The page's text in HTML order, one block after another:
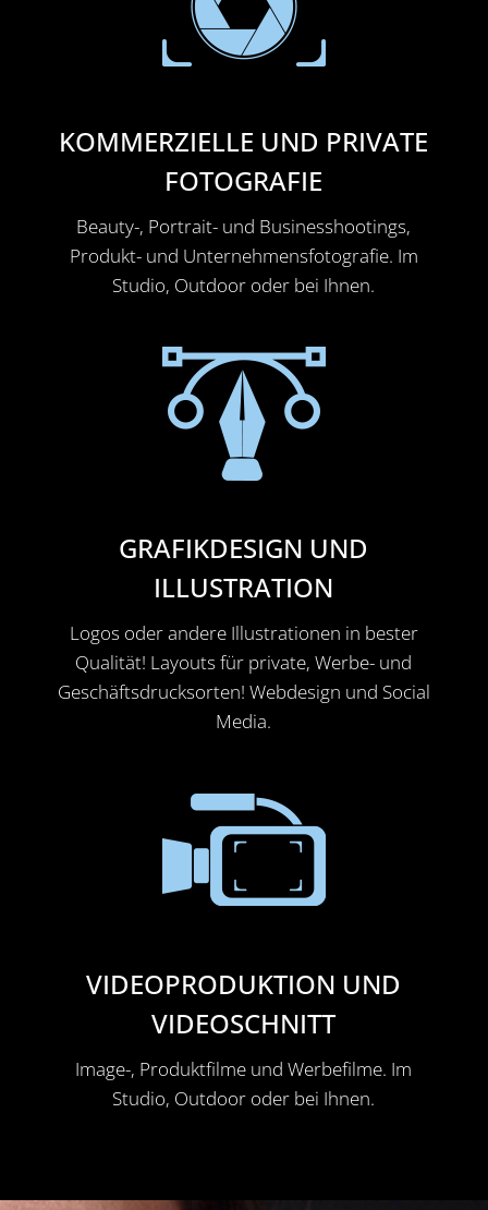
KOMMERZIELLE UND PRIVATE
FOTOGRAFIE
Beauty-, Portrait- und Businesshootings,
Produkt- und Unternehmensfotografie. Im
Studio, Outdoor oder bei Ihnen.
GRAFIKDESIGN UND
ILLUSTRATION
Logos oder andere Illustrationen in bester
Qualität! Layouts für private, Werbe- und
Geschäftsdrucksorten! Webdesign und Social
Media.
VIDEOPRODUKTION UND
VIDEOSCHNITT
Image-, Produktfilme und Werbefilme. Im
Studio, Outdoor oder bei Ihnen.